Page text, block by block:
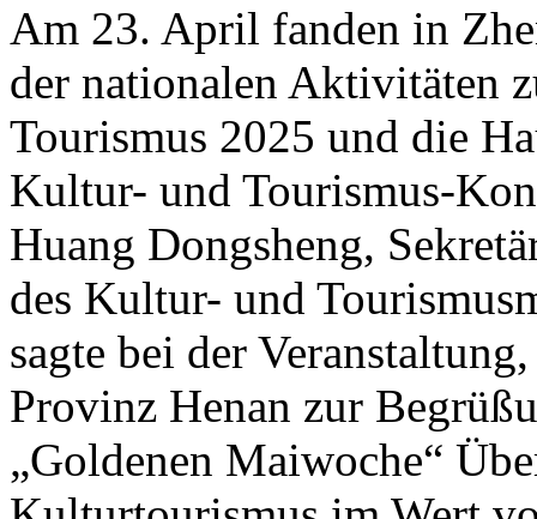
Am 23. April fanden in
der nationalen Aktivitäten
Tourismus 2025 und die
Kultur- und Tourismus-
Huang Dongsheng,
des Kultur- und
sagte bei der
Provinz Henan zur
„Goldenen Maiwoche“